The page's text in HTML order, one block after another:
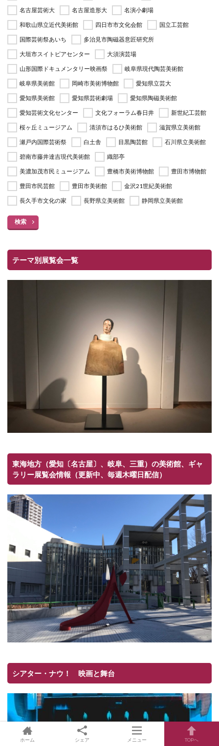
名古屋芸術大
名古屋造形大
名演小劇場
和歌山県立近代美術館
四日市市文化会館
国立工芸館
国際芸術祭あいち
多治見市陶磁器意匠研究所
大垣市スイトピアセンター
大須演芸場
山形国際ドキュメンタリー映画祭
岐阜県現代陶芸美術館
岐阜県美術館
岡崎市美術博物館
愛知県立芸大
愛知県美術館
愛知県芸術劇場
愛知県陶磁美術館
愛知芸術文化センター
文化フォーラム春日井
新世紀工芸館
桜ヶ丘ミュージアム
清須市はるひ美術館
滋賀県立美術館
瀬戸内国際芸術祭
白土舎 目黒陶芸館
石川県立美術館
碧南市藤井達吉現代美術館
織部亭
美濃加茂市民ミュージアム
豊橋市美術博物館
豊田市博物館
豊田市民芸館
豊田市美術館
金沢21世紀美術館
長久手市文化の家
長野県立美術館 静岡県立美術館
検索
テーマ別展覧会一覧
東海地方（愛知〔名古屋〕、岐阜、三重）の美術館、ギャ
ラリー展覧会情報（更新中、毎週木曜日配信）
シアター・ナウ！ 映画と舞台
ホーム シェア メニュー TOPへ